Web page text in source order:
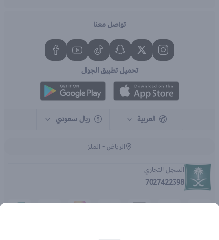
تواصل معنا
تحميل تطبيق الجوال
العربية ريال سعودي
الرياض - الملز
السجل التجاري
7027422398